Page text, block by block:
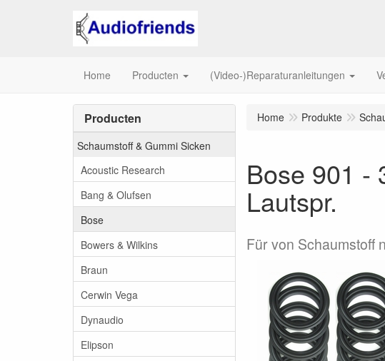
Home Producten (Video-)Reparaturanleitungen
Producten
Schaumstoff & Gummi Sicken
Acoustic Research
Bang & Olufsen
Bose
Bowers & Wilkins
Braun
Cerwin Vega
Dynaudio
Elipson
Home Produkte
Bose 901 -
Lautspr.
Für von Schaumstoff